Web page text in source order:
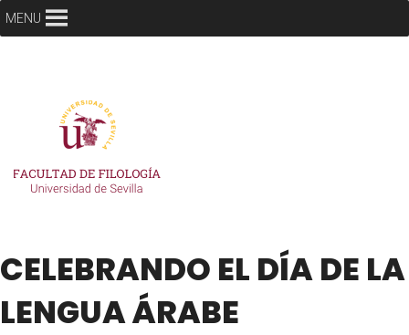
MENU
CELEBRANDO EL DÍA DE LA
LENGUA ÁRABE